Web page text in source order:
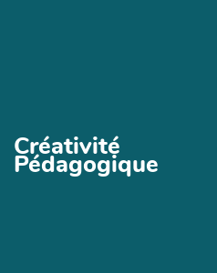
Créativité
Pédagogique